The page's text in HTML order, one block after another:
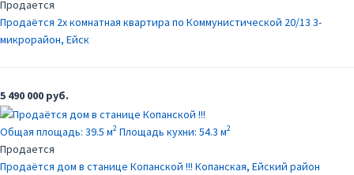
Продается
Продаётся 2х комнатная квартира по Коммунистической 20/13 3-
микрорайон, Ейск
5 490 000 руб.
Общая площадь: 39.5 м2 Площадь кухни: 54.3 м2
Продается
Продаётся дом в станице Копанской !!! Копанская, Ейский район